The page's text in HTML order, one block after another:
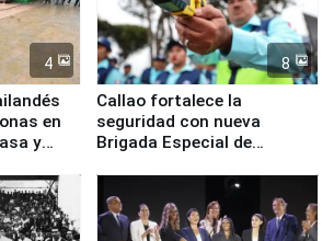
4
en
y
8
Callao fortalece la
seguridad con nueva
Brigada Especial de
equipamiento para
Serenazgo